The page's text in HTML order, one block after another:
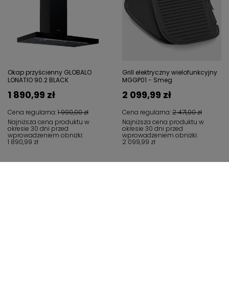
Okap przyścienny GLOBALO
LONATIO 90.2 BLACK
Cena regularna:1 990,00 zł
1 890,99 zł
Najniższa cena produktu w
okresie 30 dni przed
wprowadzeniem obniżki:
1 890,99 zł
Grill elektryczny wielofunkcyjny
MGGP01 - Smeg
Cena regularna:2 471,00 zł
2 099,99 zł
Najniższa cena produktu w
okresie 30 dni przed
wprowadzeniem obniżki:
2 099,99 zł